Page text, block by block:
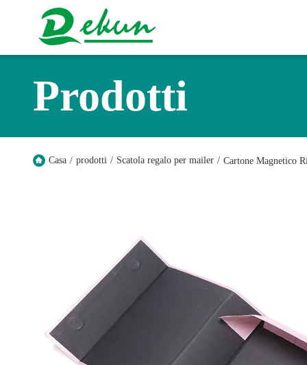
Prodotti
Casa / prodotti / Scatola regalo per mailer / Cartone Magnetico